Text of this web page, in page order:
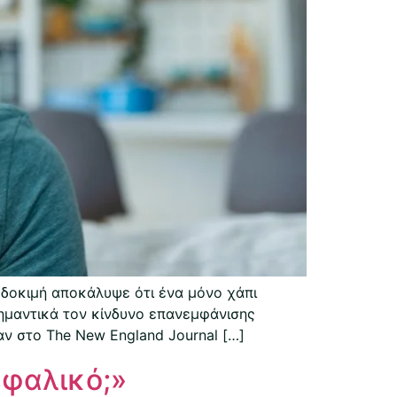
αποκάλυψε ότι ένα μόνο χάπι
τον κίνδυνο επανεμφάνισης
στο The New England Journal […]